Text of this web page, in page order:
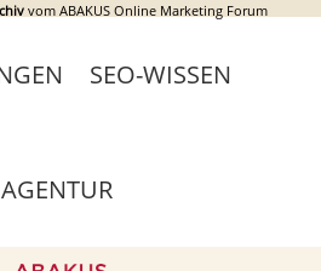
vom ABAKUS Online Marketing Forum
SEO-WISSEN